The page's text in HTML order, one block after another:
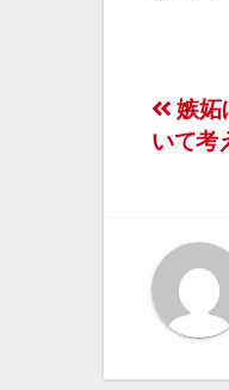
投
ビ
ゲ
嫉妬
いて考